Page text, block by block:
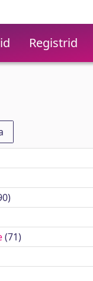
Registrid
(71)